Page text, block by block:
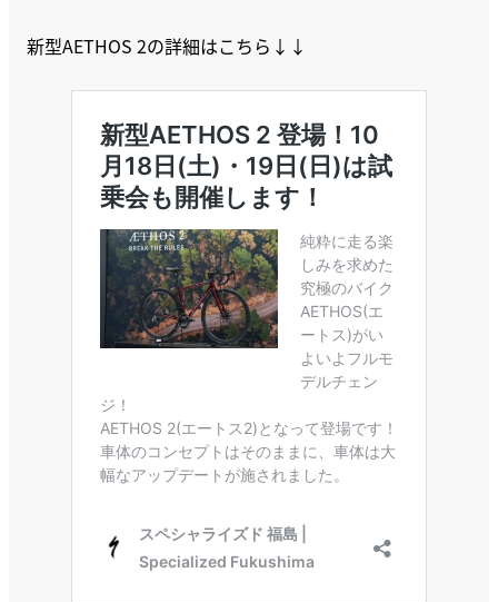
新型AETHOS 2の詳細はこちら↓↓